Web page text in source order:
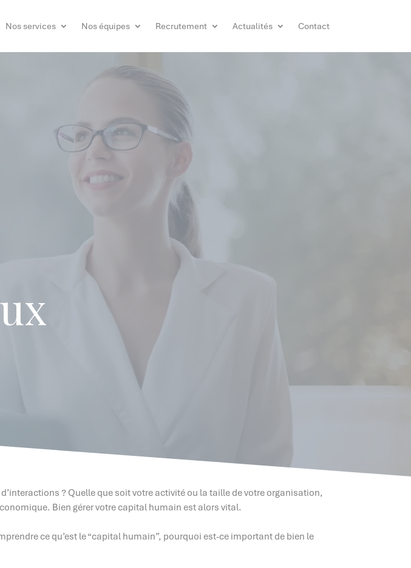
Nos services Nos équipes Recrutement Actualités Contact
? Quelle que soit votre activité ou la taille de votre organisation,
Bien gérer votre capital humain est alors vital.
ce qu’est le “capital humain”, pourquoi est-ce important de bien le